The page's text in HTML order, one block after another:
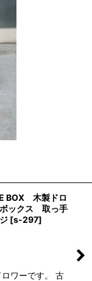
BOX 木製ドロ
ックス 取っ手
[s-297]
ワーです。 古